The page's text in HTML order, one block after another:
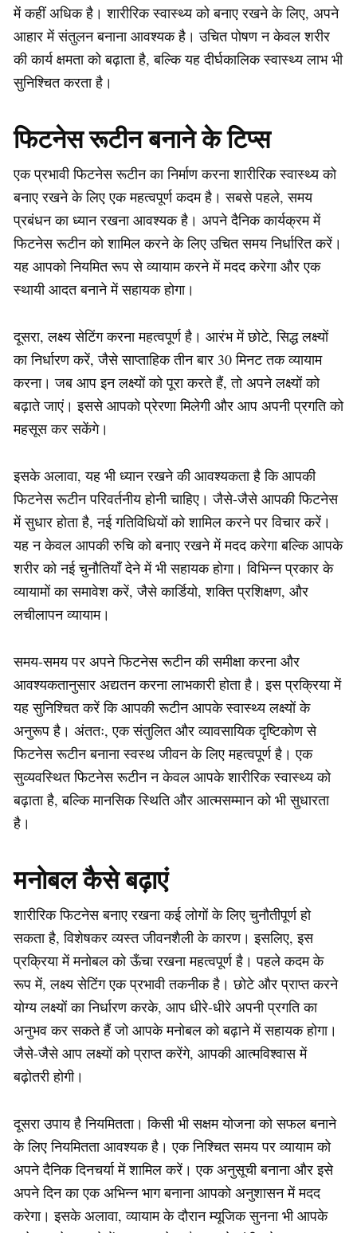
में कहीं अधिक है। शारीरिक स्वास्थ्य को बनाए रखने के लिए, अपने
आहार में संतुलन बनाना आवश्यक है। उचित पोषण न केवल शरीर
की कार्य क्षमता को बढ़ाता है, बल्कि यह दीर्घकालिक स्वास्थ्य लाभ भी
सुनिश्चित करता है।
फिटनेस रूटीन बनाने के टिप्स
एक प्रभावी फिटनेस रूटीन का निर्माण करना शारीरिक स्वास्थ्य को
बनाए रखने के लिए एक महत्वपूर्ण कदम है। सबसे पहले, समय
प्रबंधन का ध्यान रखना आवश्यक है। अपने दैनिक कार्यक्रम में
फिटनेस रूटीन को शामिल करने के लिए उचित समय निर्धारित करें।
यह आपको नियमित रूप से व्यायाम करने में मदद करेगा और एक
स्थायी आदत बनाने में सहायक होगा।
दूसरा, लक्ष्य सेटिंग करना महत्वपूर्ण है। आरंभ में छोटे, सिद्ध लक्ष्यों
का निर्धारण करें, जैसे साप्ताहिक तीन बार 30 मिनट तक व्यायाम
करना। जब आप इन लक्ष्यों को पूरा करते हैं, तो अपने लक्ष्यों को
बढ़ाते जाएं। इससे आपको प्रेरणा मिलेगी और आप अपनी प्रगति को
महसूस कर सकेंगे।
इसके अलावा, यह भी ध्यान रखने की आवश्यकता है कि आपकी
फिटनेस रूटीन परिवर्तनीय होनी चाहिए। जैसे-जैसे आपकी फिटनेस
में सुधार होता है, नई गतिविधियों को शामिल करने पर विचार करें।
यह न केवल आपकी रुचि को बनाए रखने में मदद करेगा बल्कि आपके
शरीर को नई चुनौतियाँ देने में भी सहायक होगा। विभिन्न प्रकार के
व्यायामों का समावेश करें, जैसे कार्डियो, शक्ति प्रशिक्षण, और
लचीलापन व्यायाम।
समय-समय पर अपने फिटनेस रूटीन की समीक्षा करना और
आवश्यकतानुसार अद्यतन करना लाभकारी होता है। इस प्रक्रिया में
यह सुनिश्चित करें कि आपकी रूटीन आपके स्वास्थ्य लक्ष्यों के
अनुरूप है। अंततः, एक संतुलित और व्यावसायिक दृष्टिकोण से
फिटनेस रूटीन बनाना स्वस्थ जीवन के लिए महत्वपूर्ण है। एक
सुव्यवस्थित फिटनेस रूटीन न केवल आपके शारीरिक स्वास्थ्य को
बढ़ाता है, बल्कि मानसिक स्थिति और आत्मसम्मान को भी सुधारता
है।
मनोबल कैसे बढ़ाएं
शारीरिक फिटनेस बनाए रखना कई लोगों के लिए चुनौतीपूर्ण हो
सकता है, विशेषकर व्यस्त जीवनशैली के कारण। इसलिए, इस
प्रक्रिया में मनोबल को ऊँचा रखना महत्वपूर्ण है। पहले कदम के
रूप में, लक्ष्य सेटिंग एक प्रभावी तकनीक है। छोटे और प्राप्त करने
योग्य लक्ष्यों का निर्धारण करके, आप धीरे-धीरे अपनी प्रगति का
अनुभव कर सकते हैं जो आपके मनोबल को बढ़ाने में सहायक होगा।
जैसे-जैसे आप लक्ष्यों को प्राप्त करेंगे, आपकी आत्मविश्वास में
बढ़ोतरी होगी।
दूसरा उपाय है नियमितता। किसी भी सक्षम योजना को सफल बनाने
के लिए नियमितता आवश्यक है। एक निश्चित समय पर व्यायाम को
अपने दैनिक दिनचर्या में शामिल करें। एक अनुसूची बनाना और इसे
अपने दिन का एक अभिन्न भाग बनाना आपको अनुशासन में मदद
करेगा। इसके अलावा, व्यायाम के दौरान म्यूजिक सुनना भी आपके